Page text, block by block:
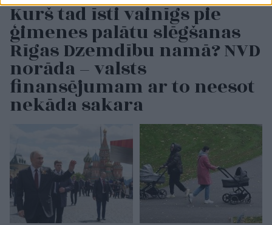
Kurš tad īsti vainīgs pie
ģimenes palātu slēgšanas
Rīgas Dzemdību namā? NVD
norāda – valsts
finansējumam ar to neesot
nekāda sakara